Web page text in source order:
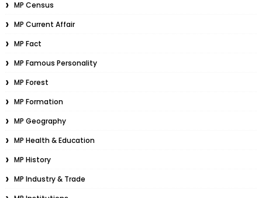
MP Census
MP Current Affair
MP Fact
MP Famous Personality
MP Forest
MP Formation
MP Geography
MP Health & Education
MP History
MP Industry & Trade